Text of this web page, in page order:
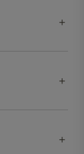
着まわせる
です